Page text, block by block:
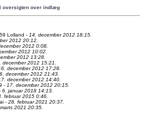
oversigten over indlæg
Lolland - 14. december 2012 18:15.
2012 20:12.
2012 0:08.
2012 10:02.
2012 13:28.
december 2012 15:21.
december 2012 17:28.
december 2012 21:43.
december 2012 14:40.
- 17. december 2012 20:15.
6. januar 2018 14:13.
februar 2015 0:46.
- 28. februar 2021 20:37.
2021 20:35.